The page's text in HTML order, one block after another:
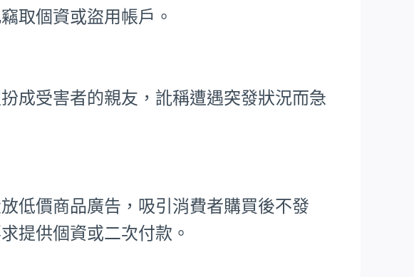
取個資或盜用帳戶。
成受害者的親友，訛稱遭遇突發狀況而急
低價商品廣告，吸引消費者購買後不發
提供個資或二次付款。